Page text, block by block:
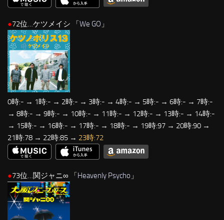
●72位…ケツメイシ 「We GO 」
0時:- → 1時:- → 2時:- → 3時:- → 4時:- → 5時:- → 6時:- → 7時:-
→ 8時:- → 9時:- → 10時:- → 11時:- → 12時:- → 13時:- → 14時:-
→ 15時:- → 16時:- → 17時:- → 18時:- → 19時:97 → 20時:90 →
21時:78 → 22時:85 → 23時:72
●73位…関ジャニ∞ 「Heavenly Psycho 」